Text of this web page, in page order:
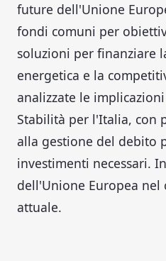
future dell'Unione
fondi comuni per
soluzioni per finanziare
energetica e la
analizzate le
Stabilità per l'Italia, con
alla gestione del debito
investimenti necessari.
dell'Unione Europea
attuale.